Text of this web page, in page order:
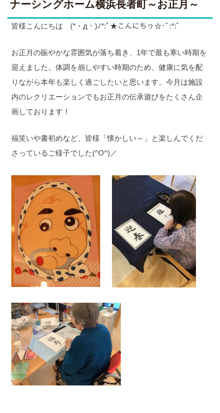
ナーシングホーム横浜長者町～お正月～
皆様こんにちは (*・д・)ﾉ*:ﾟ★こんにちヮ☆･ﾟ:*:ﾟ
お正月の賑やかな雰囲気が落ち着き、1年で最も寒い時期を
迎えました。体調を崩しやすい時期のため、健康に気を配
りながら本年も楽しく過ごしたいと思います。今月は施設
内のレクリエーションでもお正月の伝承遊びをたくさん企
画しております！
福笑いや書初めなど、皆様「懐かしい～」と楽しんでくだ
さっているご様子でした(^O^)／